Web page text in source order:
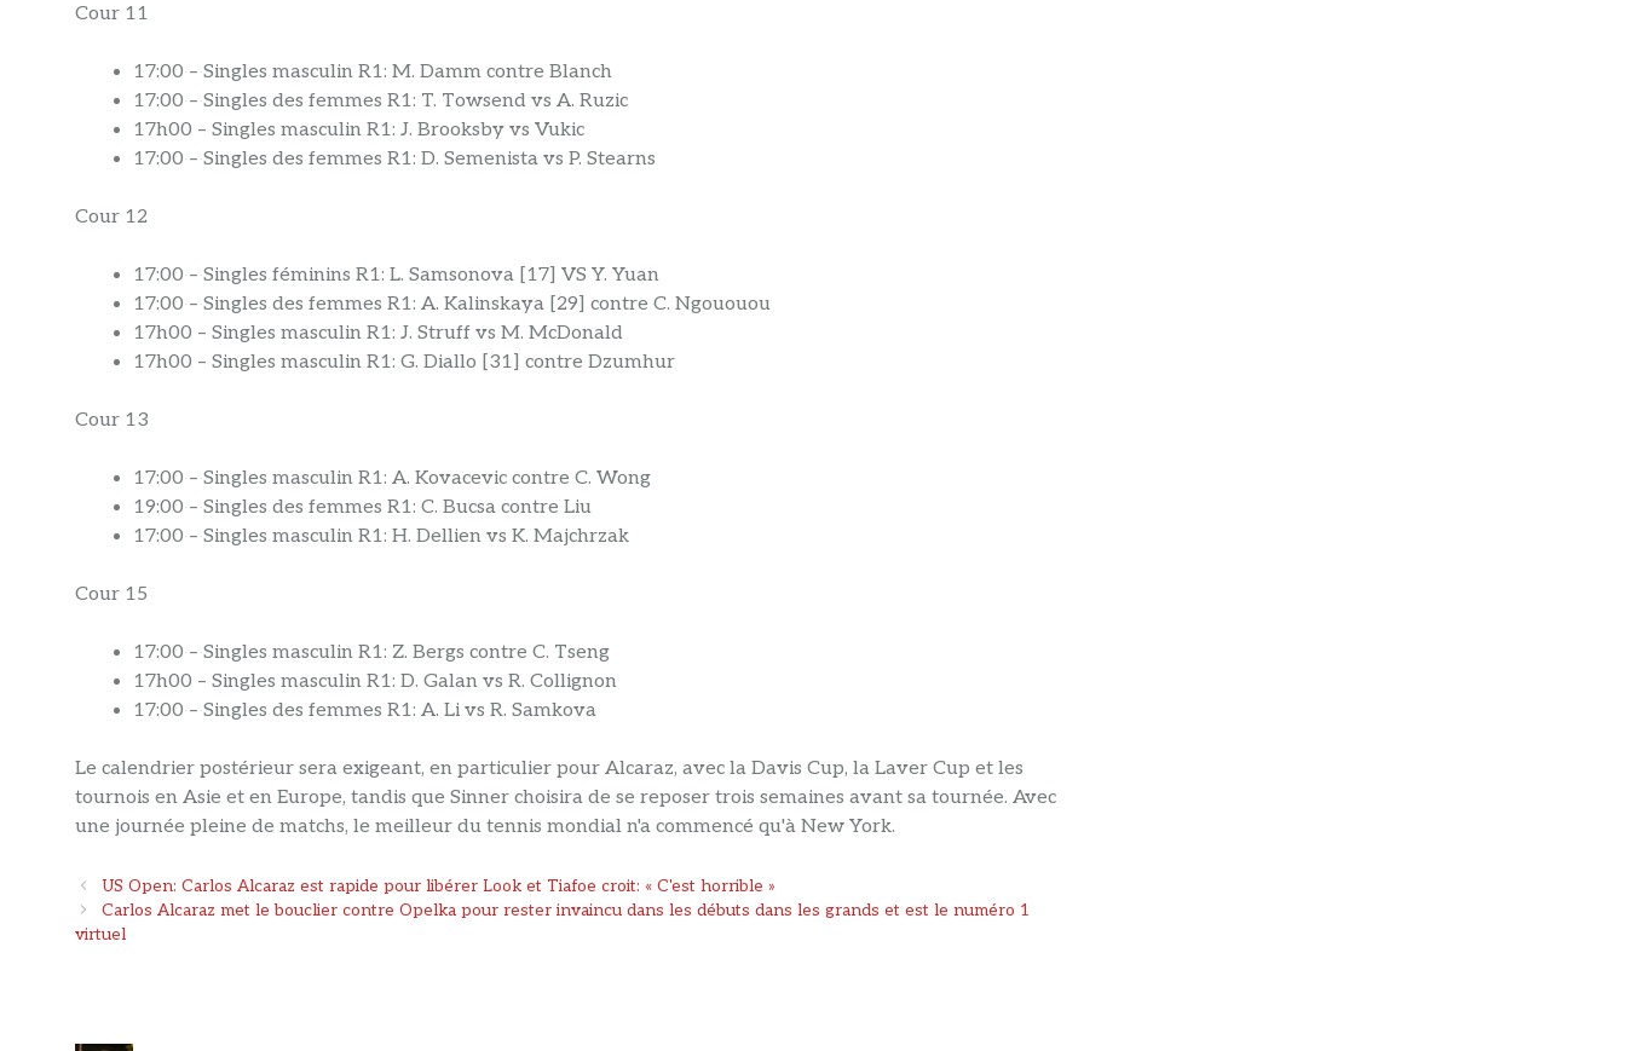
Cour 11
17:00 – Singles masculin R1: M. Damm contre Blanch
17:00 – Singles des femmes R1: T. Towsend vs A. Ruzic
17h00 – Singles masculin R1: J. Brooksby vs Vukic
17:00 – Singles des femmes R1: D. Semenista vs P. Stearns
Cour 12
17:00 – Singles féminins R1: L. Samsonova [17] VS Y. Yuan
17:00 – Singles des femmes R1: A. Kalinskaya [29] contre C. Ngououou
17h00 – Singles masculin R1: J. Struff vs M. McDonald
17h00 – Singles masculin R1: G. Diallo [31] contre Dzumhur
Cour 13
17:00 – Singles masculin R1: A. Kovacevic contre C. Wong
19:00 – Singles des femmes R1: C. Bucsa contre Liu
17:00 – Singles masculin R1: H. Dellien vs K. Majchrzak
Cour 15
17:00 – Singles masculin R1: Z. Bergs contre C. Tseng
17h00 – Singles masculin R1: D. Galan vs R. Collignon
17:00 – Singles des femmes R1: A. Li vs R. Samkova
Le calendrier postérieur sera exigeant, en particulier pour Alcaraz, avec la Davis Cup, la Laver Cup et les
tournois en Asie et en Europe, tandis que Sinner choisira de se reposer trois semaines avant sa tournée. Avec
une journée pleine de matchs, le meilleur du tennis mondial n'a commencé qu'à New York.
Navigation
des
articles
US Open: Carlos Alcaraz est rapide pour libérer Look et Tiafoe croit: « C'est horrible »
Carlos Alcaraz met le bouclier contre Opelka pour rester invaincu dans les débuts dans les grands et est le numéro 1
virtuel